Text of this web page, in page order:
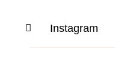
Instagram